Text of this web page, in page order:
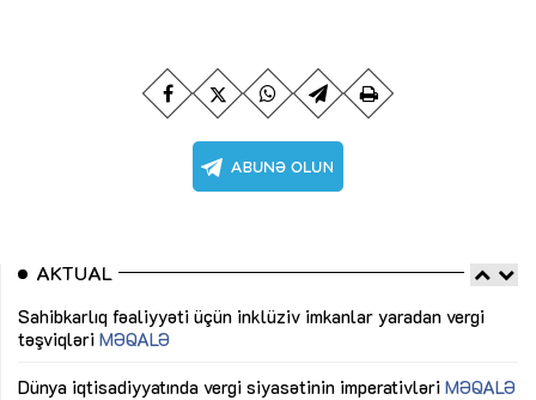
AKTUAL
Sahibkarlıq fəaliyyəti üçün inklüziv imkanlar yaradan vergi
təşviqləri MƏQALƏ
Dünya iqtisadiyyatında vergi siyasətinin imperativləri MƏQALƏ